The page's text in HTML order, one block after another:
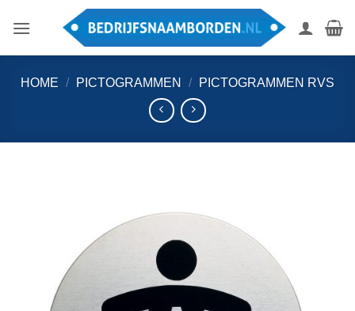
naar
HOME / PICTOGRAMMEN / PICTOGRAMMEN RVS